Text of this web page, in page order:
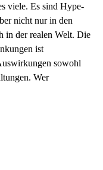
viele. Es sind Hype-
nicht nur in den
in der realen Welt. Die
ist
sowohl
Wer